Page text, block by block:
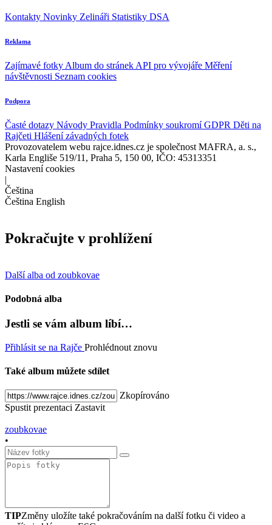
Kontakty Novinky Zelináři Statistiky DSA
Reklama
Zajímavé fotky Album do stránek API pro vývojáře Měření
návštěvnosti Seznam cookies
Podpora
Časté dotazy Návody Pravidla Podmínky soukromíGDPR Děti na
Rajčeti Hlášení závadných fotek
Provozovatelem webu rajce.idnes.cz je společnost MAFRA, a. s.,
Karla Engliše 519/11, Praha 5, 150 00, IČO: 45313351
Nastavení cookies
|
Čeština
Čeština English
Pokračujte v prohlížení
Další alba od zoubkovae
Podobná alba
Jestli se vám album líbí…
Přihlásit se na Rajče Prohlédnout znovu
Také album můžete sdílet
Zkopírováno
Spustit prezentaci Zastavit
zoubkovae
•
TIPZměny uložíte také pokračováním na další fotku či video a